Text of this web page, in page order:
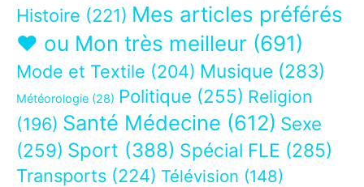
Histoire (221) Mes articles préférés
❤ ou Mon très meilleur (691)
Mode et Textile (204) Musique (283)
Météorologie (28) Politique (255) Religion
(196) Santé Médecine (612) Sexe
(259) Sport (388) Spécial FLE (285)
Transports (224) Télévision (148)